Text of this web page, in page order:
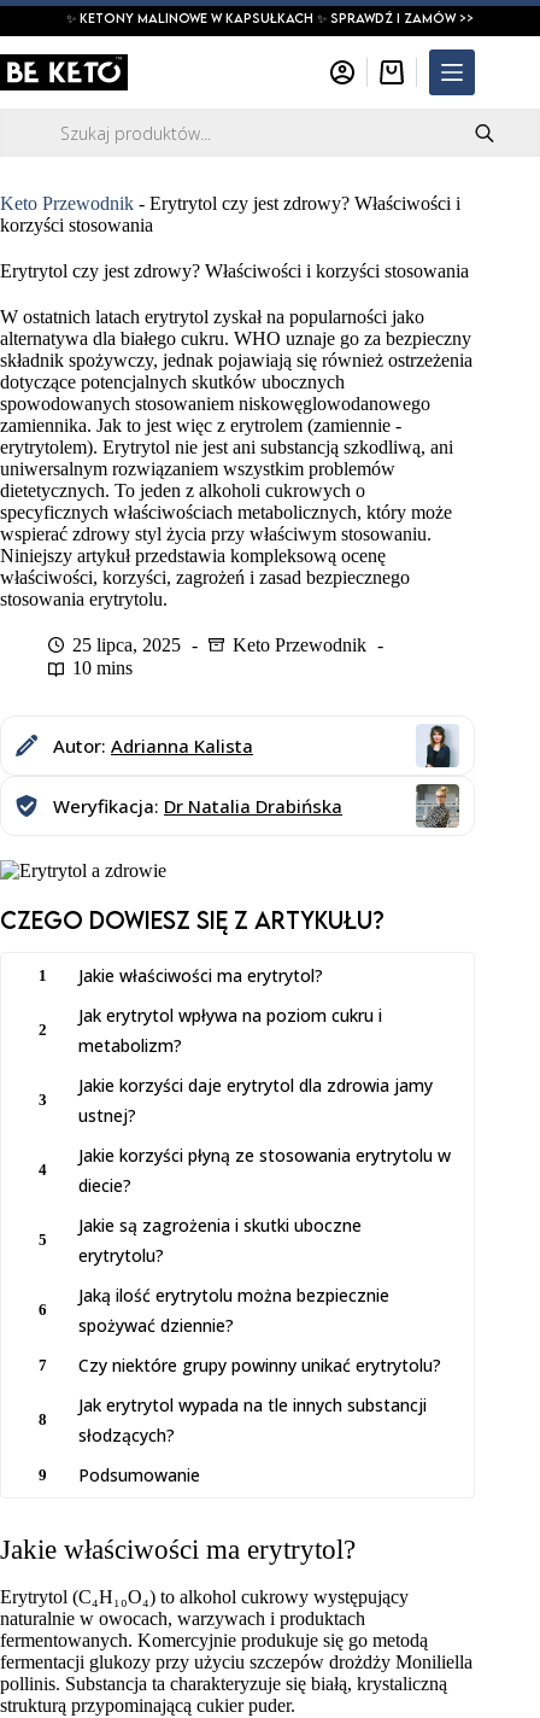
Przejdź
treści
✨ ketony malinowe w kapsułkach ✨ SPRAWDŹ I ZAMÓW >>
Koszyk
produktów
Keto Przewodnik - Erytrytol czy jest zdrowy? Właściwości i
korzyści stosowania
Erytrytol czy jest zdrowy? Właściwości i korzyści stosowania
W ostatnich latach erytrytol zyskał na popularności jako
alternatywa dla białego cukru. WHO uznaje go za bezpieczny
składnik spożywczy, jednak pojawiają się również ostrzeżenia
dotyczące potencjalnych skutków ubocznych
spowodowanych stosowaniem niskowęglowodanowego
zamiennika. Jak to jest więc z erytrolem (zamiennie -
erytrytolem). Erytrytol nie jest ani substancją szkodliwą, ani
uniwersalnym rozwiązaniem wszystkim problemów
dietetycznych. To jeden z alkoholi cukrowych o
specyficznych właściwościach metabolicznych, który może
wspierać zdrowy styl życia przy właściwym stosowaniu.
Niniejszy artykuł przedstawia kompleksową ocenę
właściwości, korzyści, zagrożeń i zasad bezpiecznego
stosowania erytrytolu.
25 lipca, 2025
Keto Przewodnik
10 mins
Autor: Adrianna Kalista
Weryfikacja: Dr Natalia Drabińska
Czego dowiesz SIĘ z artykułu?
1 Jakie właściwości ma erytrytol?
2
Jak erytrytol wpływa na poziom cukru i
metabolizm?
3
Jakie korzyści daje erytrytol dla zdrowia jamy
ustnej?
4
Jakie korzyści płyną ze stosowania erytrytolu w
diecie?
5
Jakie są zagrożenia i skutki uboczne
erytrytolu?
6
Jaką ilość erytrytolu można bezpiecznie
spożywać dziennie?
7 Czy niektóre grupy powinny unikać erytrytolu?
8
Jak erytrytol wypada na tle innych substancji
słodzących?
9 Podsumowanie
Jakie właściwości ma erytrytol?
Erytrytol (C₄H₁₀O₄) to alkohol cukrowy występujący
naturalnie w owocach, warzywach i produktach
fermentowanych. Komercyjnie produkuje się go metodą
fermentacji glukozy przy użyciu szczepów drożdży Moniliella
pollinis. Substancja ta charakteryzuje się białą, krystaliczną
strukturą przypominającą cukier puder.